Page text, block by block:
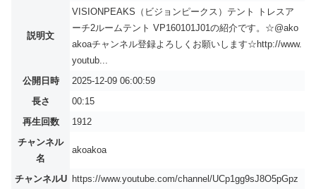
説明文
VISIONPEAKS（ビジョンピークス）テント トレスア
ーチ2ルームテント VP160101J01の紹介です。☆@ako
akoaチャンネル登録よろしくお願いします☆http://www.
youtub...
公開日時
2025-12-09 06:00:59
長さ
00:15
再生回数
1912
チャンネル
名
akoakoa
チャンネルU
https://www.youtube.com/channel/UCp1gg9sJ8O5pGpz